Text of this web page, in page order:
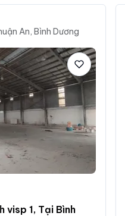
An, Bình Dương
visp 1, Tại Bình